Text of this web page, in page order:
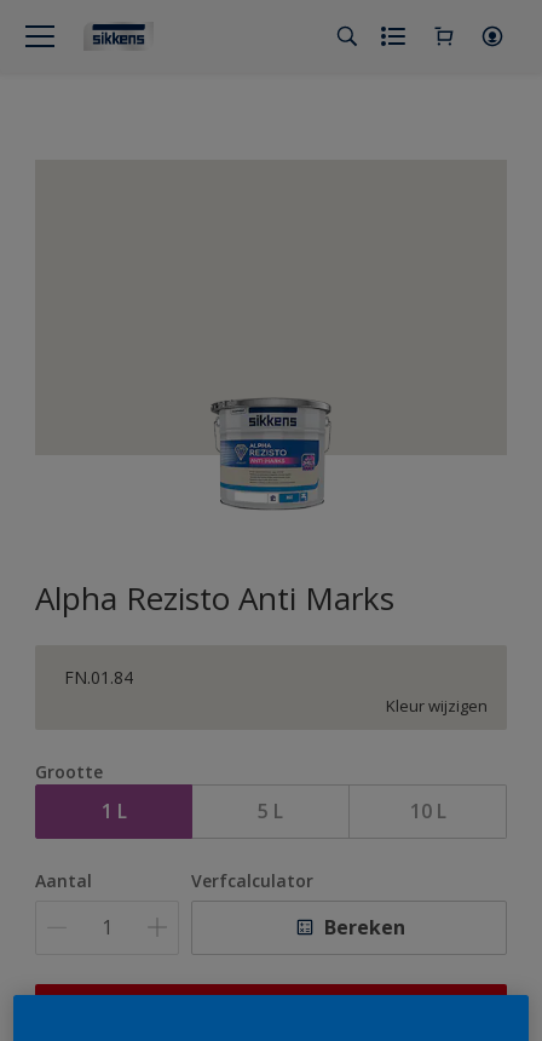
Alpha Rezisto Anti Marks
FN.01.84
Kleur wijzigen
Grootte
1 L 5 L 10 L
Aantal Verfcalculator
Bereken